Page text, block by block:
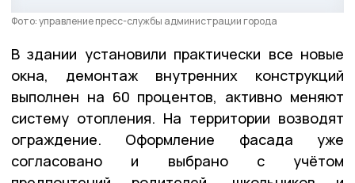
Фото: управление пресс-службы администрации города
В здании установили практически все новые
окна, демонтаж внутренних конструкций
выполнен на 60 процентов, активно меняют
систему отопления. На территории возводят
ограждение. Оформление фасада уже
согласовано и выбрано с учётом